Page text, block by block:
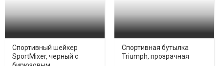
Спортивный шейкер
SportMixer, черный с
Спортивная бутылка
Triumph, прозрачная